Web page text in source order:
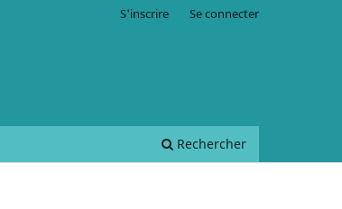
Rechercher
S'inscrire Se connecter